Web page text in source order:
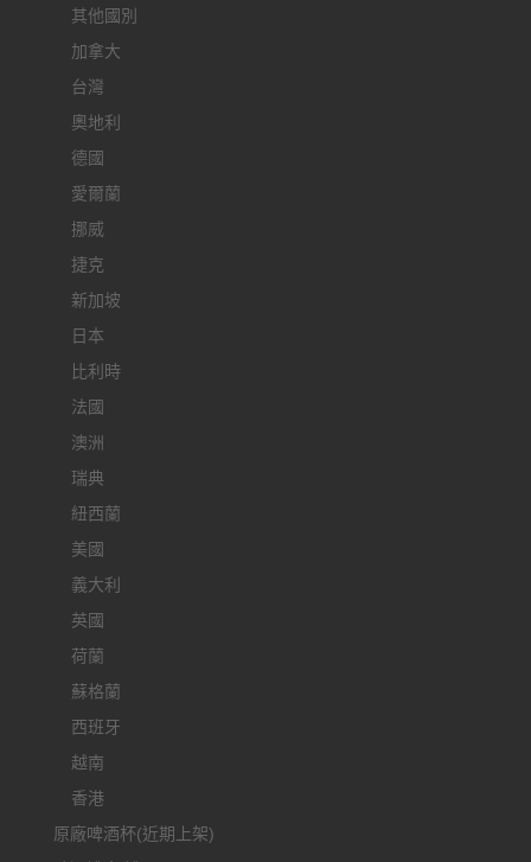
其他國別
加拿大
台灣
奧地利
德國
愛爾蘭
挪威
捷克
新加坡
日本
比利時
法國
澳洲
瑞典
紐西蘭
美國
義大利
英國
荷蘭
蘇格蘭
西班牙
越南
香港
原廠啤酒杯(近期上架)